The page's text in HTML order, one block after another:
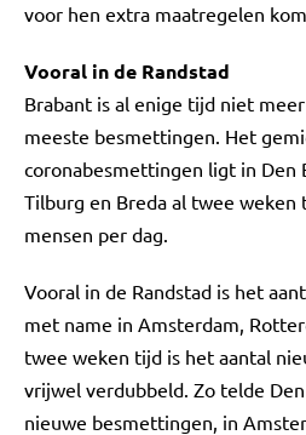
voor hen extra maatregelen
Vooral in de Randstad
Brabant is al enige tijd niet
meeste besmettingen. Het
coronabesmettingen ligt in Den
Tilburg en Breda al twee weken
mensen per dag.
Vooral in de Randstad is het
met name in Amsterdam,
twee weken tijd is het aantal
vrijwel verdubbeld. Zo telde
nieuwe besmettingen, in